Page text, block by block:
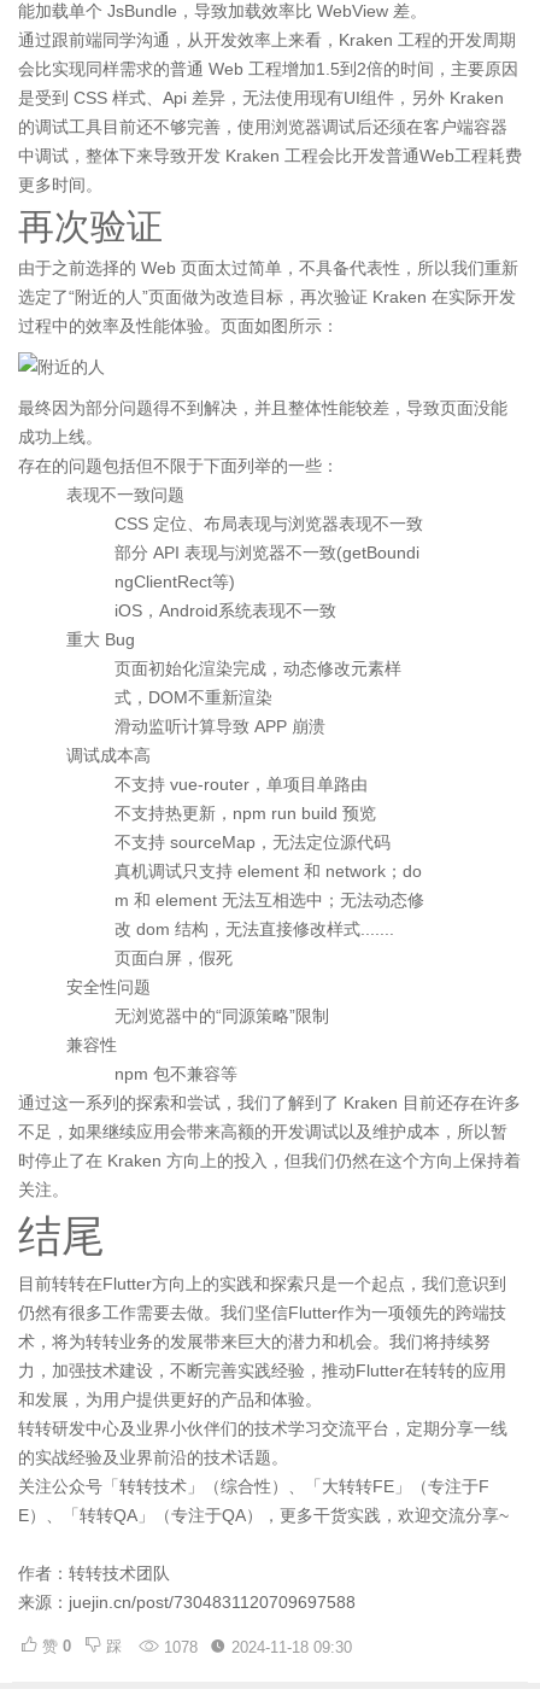
能加载单个 JsBundle，导致加载效率比 WebView 差。
通过跟前端同学沟通，从开发效率上来看，Kraken 工程的开发周期
会比实现同样需求的普通 Web 工程增加1.5到2倍的时间，主要原因
是受到 CSS 样式、Api 差异，无法使用现有UI组件，另外 Kraken
的调试工具目前还不够完善，使用浏览器调试后还须在客户端容器
中调试，整体下来导致开发 Kraken 工程会比开发普通Web工程耗费
更多时间。
再次验证
由于之前选择的 Web 页面太过简单，不具备代表性，所以我们重新
选定了“附近的人”页面做为改造目标，再次验证 Kraken 在实际开发
过程中的效率及性能体验。页面如图所示：
最终因为部分问题得不到解决，并且整体性能较差，导致页面没能
成功上线。
存在的问题包括但不限于下面列举的一些：
表现不一致问题
CSS 定位、布局表现与浏览器表现不一致
部分 API 表现与浏览器不一致(getBoundi
ngClientRect等)
iOS，Android系统表现不一致
重大 Bug
页面初始化渲染完成，动态修改元素样
式，DOM不重新渲染
滑动监听计算导致 APP 崩溃
调试成本高
不支持 vue-router，单项目单路由
不支持热更新，npm run build 预览
不支持 sourceMap，无法定位源代码
真机调试只支持 element 和 network；do
m 和 element 无法互相选中；无法动态修
改 dom 结构，无法直接修改样式.......
页面白屏，假死
安全性问题
无浏览器中的“同源策略”限制
兼容性
npm 包不兼容等
通过这一系列的探索和尝试，我们了解到了 Kraken 目前还存在许多
不足，如果继续应用会带来高额的开发调试以及维护成本，所以暂
时停止了在 Kraken 方向上的投入，但我们仍然在这个方向上保持着
关注。
结尾
目前转转在Flutter方向上的实践和探索只是一个起点，我们意识到
仍然有很多工作需要去做。我们坚信Flutter作为一项领先的跨端技
术，将为转转业务的发展带来巨大的潜力和机会。我们将持续努
力，加强技术建设，不断完善实践经验，推动Flutter在转转的应用
和发展，为用户提供更好的产品和体验。
转转研发中心及业界小伙伴们的技术学习交流平台，定期分享一线
的实战经验及业界前沿的技术话题。
关注公众号「转转技术」（综合性）、「大转转FE」（专注于F
E）、「转转QA」（专注于QA），更多干货实践，欢迎交流分享~
作者：转转技术团队
来源：juejin.cn/post/7304831120709697588
赞 0 踩 1078 2024-11-18 09:30